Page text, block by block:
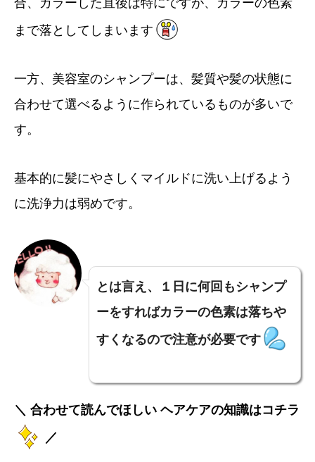
合、カラーした直後は特にですが、カラーの色素
まで落としてしまいます
一方、美容室のシャンプーは、髪質や髪の状態に
合わせて選べるように作られているものが多いで
す。
基本的に髪にやさしくマイルドに洗い上げるよう
に洗浄力は弱めです。
とは言え、１日に何回もシャンプ
ーをすればカラーの色素は落ちや
すくなるので注意が必要です
＼ 合わせて読んでほしい ヘアケアの知識はコチラ
／